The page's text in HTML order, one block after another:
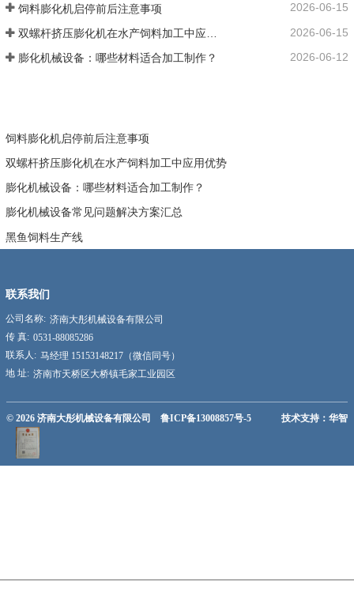
饲料膨化机启停前后注意事项 2026-06-15
2026-06-15
膨化机械设备：哪些材料适合加工制作？ 2026-06-12
饲料膨化机启停前后注意事项
双螺杆挤压膨化机在水产饲料加工中应用优势
膨化机械设备：哪些材料适合加工制作？
膨化机械设备常见问题解决方案汇总
黑鱼饲料生产线
联系我们
公司名称: 济南大彤机械设备有限公司
传 真: 0531-88085286
联系人: 马经理 15153148217（微信同号）
地 址: 济南市天桥区大桥镇毛家工业园区
© 2026 济南大彤机械设备有限公司 技术支持：华智
鲁ICP备13008857号-5